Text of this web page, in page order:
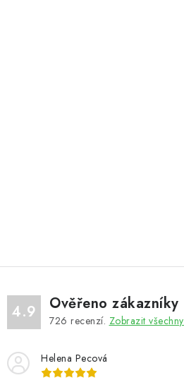
4.9 Ověřeno zákazníky
726 recenzí. Zobrazit
Helena Pecová